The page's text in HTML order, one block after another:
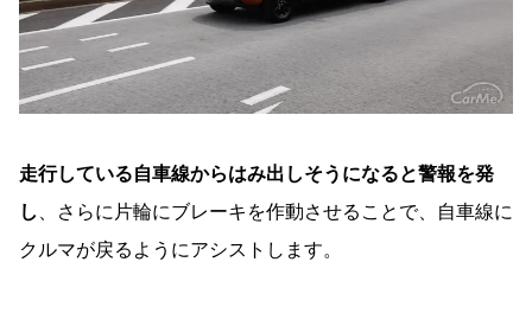
走行している自車線からはみ出しそうになると警報を発
し
、さらに片輪にブレーキを作動させることで、自車線に
クルマが戻るようにアシストします。